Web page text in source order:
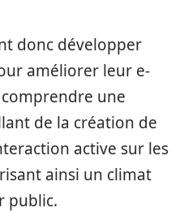
donc développer
améliorer leur e-
une
de la création de
active sur les
ainsi un climat
public.